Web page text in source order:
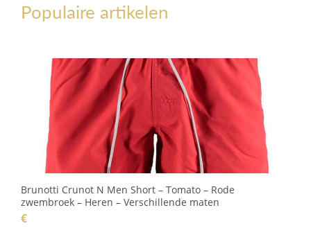
Populaire artikelen
Brunotti Crunot N Men Short – Tomato – Rode
zwembroek – Heren – Verschillende maten
€